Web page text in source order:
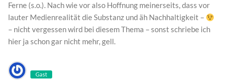
Ferne (s.o.). Nach wie vor also Hoffnung meinerseits, dass vor
lauter Medienrealität die Substanz und äh Nachhaltigkeit –
– nicht vergessen wird bei diesem Thema – sonst schriebe ich
hier ja schon gar nicht mehr, gell.
Gast